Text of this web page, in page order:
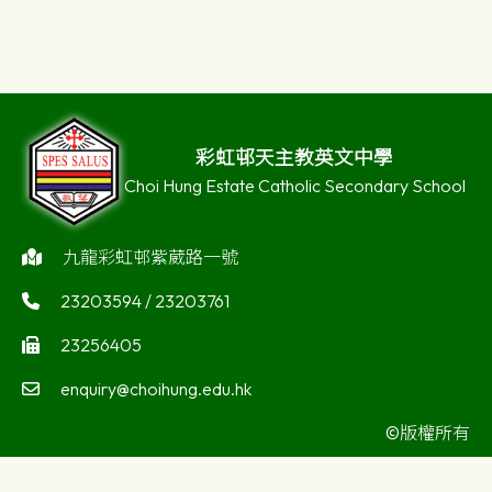
彩虹邨天主教英文中學
Choi Hung Estate Catholic Secondary School
九龍彩虹邨紫葳路一號
23203594 / 23203761
23256405
enquiry@choihung.edu.hk
©版權所有